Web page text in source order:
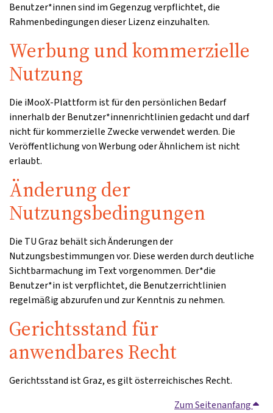
Benutzer*innen sind im Gegenzug verpflichtet, die
Rahmenbedingungen dieser Lizenz einzuhalten.
Werbung und kommerzielle
Nutzung
Die iMooX-Plattform ist für den persönlichen Bedarf
innerhalb der Benutzer*innenrichtlinien gedacht und darf
nicht für kommerzielle Zwecke verwendet werden. Die
Veröffentlichung von Werbung oder Ähnlichem ist nicht
erlaubt.
Änderung der
Nutzungsbedingungen
Die TU Graz behält sich Änderungen der
Nutzungsbestimmungen vor. Diese werden durch deutliche
Sichtbarmachung im Text vorgenommen. Der*die
Benutzer*in ist verpflichtet, die Benutzerrichtlinien
regelmäßig abzurufen und zur Kenntnis zu nehmen.
Gerichtsstand für
anwendbares Recht
Gerichtsstand ist Graz, es gilt österreichisches Recht.
Zum Seitenanfang